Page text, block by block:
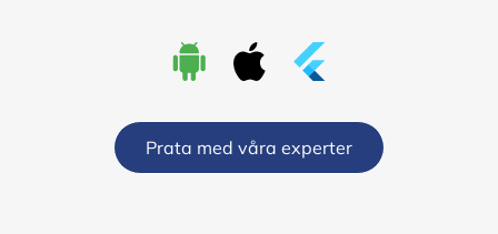
Prata med våra experter